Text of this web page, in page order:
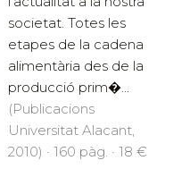
societat. Totes les
etapes de la cadena
alimentària des de la
producció prim�...
(Publicacions
Universitat Alacant,
2010) · 160 pàg. · 18 €